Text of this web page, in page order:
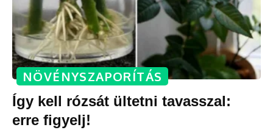
NÖVÉNYSZAPORÍTÁS
Így kell rózsát ültetni tavasszal:
erre figyelj!